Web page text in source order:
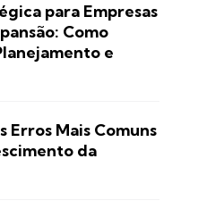
para Empresas
Como
e
Erros Mais Comuns
da